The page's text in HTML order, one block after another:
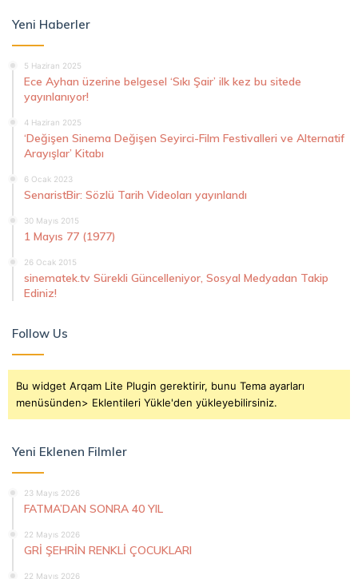
Yeni Haberler
5 Haziran 2025
Ece Ayhan üzerine belgesel ‘Sıkı Şair’ ilk kez bu sitede
yayınlanıyor!
4 Haziran 2025
‘Değişen Sinema Değişen Seyirci-Film Festivalleri ve Alternatif
Arayışlar’ Kitabı
6 Ocak 2023
SenaristBir: Sözlü Tarih Videoları yayınlandı
30 Mayıs 2015
1 Mayıs 77 (1977)
26 Ocak 2015
sinematek.tv Sürekli Güncelleniyor, Sosyal Medyadan Takip
Ediniz!
Follow Us
Bu widget Arqam Lite Plugin gerektirir, bunu Tema ayarları
menüsünden> Eklentileri Yükle'den yükleyebilirsiniz.
Yeni Eklenen Filmler
23 Mayıs 2026
FATMA’DAN SONRA 40 YIL
22 Mayıs 2026
GRİ ŞEHRİN RENKLİ ÇOCUKLARI
22 Mayıs 2026